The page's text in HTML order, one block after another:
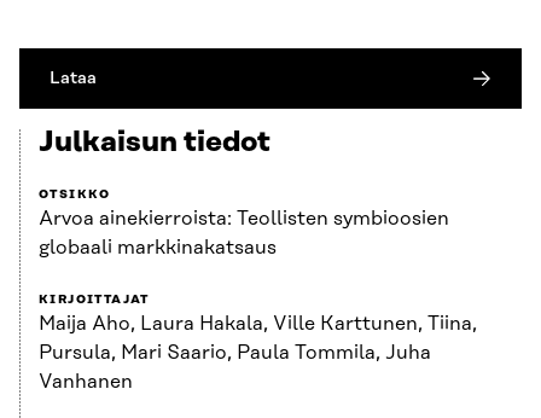
Lataa
Julkaisun tiedot
OTSIKKO
Arvoa ainekierroista: Teollisten symbioosien
globaali markkinakatsaus
KIRJOITTAJAT
Maija Aho, Laura Hakala, Ville Karttunen, Tiina,
Pursula, Mari Saario, Paula Tommila, Juha
Vanhanen